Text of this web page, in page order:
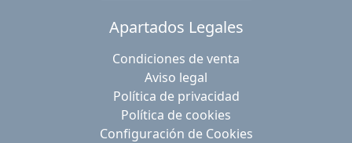
Apartados Legales
Condiciones de venta
Aviso legal
Política de privacidad
Política de cookies
Configuración de Cookies